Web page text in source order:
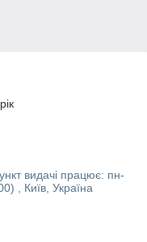
видачі працює: пн-
, Київ, Україна